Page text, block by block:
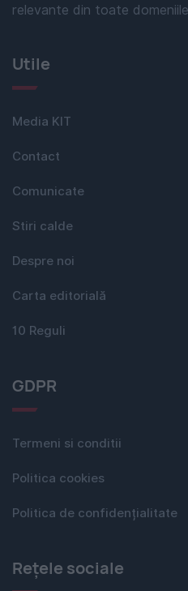
relevante din toate
Utile
Media KIT
Contact
Comunicate
Stiri calde
Despre noi
Carta editorială
10 Reguli
GDPR
Termeni si conditii
Politica cookies
Politica de confidențialitate
Rețele sociale